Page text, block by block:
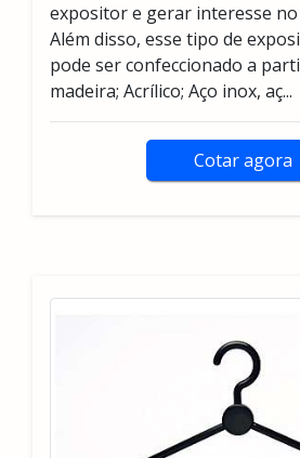
expositor e gerar interesse
Além disso, esse tipo de
pode ser confeccionado a
madeira; Acrílico; Aço inox, aç...
Cotar agora